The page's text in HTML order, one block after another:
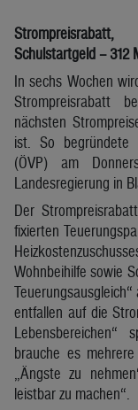
Schulstartgeld – 312
In sechs Wochen
Strompreisrabatt
nächsten
ist. So begründete
(ÖVP) am
Landesregierung in
Der
fixierten
Wohnbeihilfe sowie
entfallen auf die
Lebensbereichen“
brauche es
„Ängste zu
leistbar zu machen“.